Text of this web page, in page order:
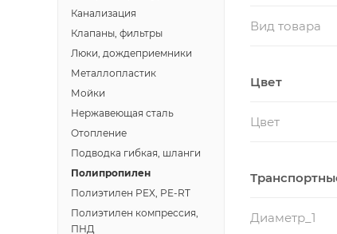
Вид товара
Цвет
Цвет
Диаметр_1
Канализация
Клапаны, фильтры
Люки, дождеприемники
Металлопластик
Мойки
Нержавеющая сталь
Отопление
Подводка гибкая, шланги
Полипропилен
Полиэтилен PEX, PE-RT
Полиэтилен компрессия,
ПНД